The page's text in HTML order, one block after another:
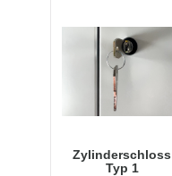
Zylinderschloss
Typ 1